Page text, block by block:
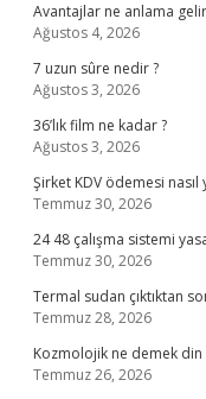
Avantajlar ne anlama
Ağustos 4, 2026
7 uzun sûre nedir ?
Ağustos 3, 2026
36’lık film ne kadar ?
Ağustos 3, 2026
Şirket KDV ödemesi nasıl
Temmuz 30, 2026
24 48 çalışma sistemi
Temmuz 30, 2026
Termal sudan çıktıktan
Temmuz 28, 2026
Kozmolojik ne demek din
Temmuz 26, 2026